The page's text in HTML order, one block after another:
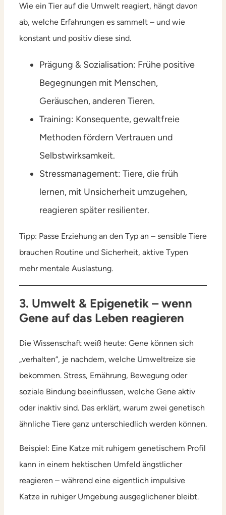
Wie ein Tier auf die Umwelt reagiert, hängt davon
ab, welche Erfahrungen es sammelt – und wie
konstant und positiv diese sind.
Prägung & Sozialisation: Frühe positive
Begegnungen mit Menschen,
Geräuschen, anderen Tieren.
Training: Konsequente, gewaltfreie
Methoden fördern Vertrauen und
Selbstwirksamkeit.
Stressmanagement: Tiere, die früh
lernen, mit Unsicherheit umzugehen,
reagieren später resilienter.
Tipp: Passe Erziehung an den Typ an – sensible Tiere
brauchen Routine und Sicherheit, aktive Typen
mehr mentale Auslastung.
3. Umwelt & Epigenetik – wenn
Gene auf das Leben reagieren
Die Wissenschaft weiß heute: Gene können sich
„verhalten“, je nachdem, welche Umweltreize sie
bekommen. Stress, Ernährung, Bewegung oder
soziale Bindung beeinflussen, welche Gene aktiv
oder inaktiv sind. Das erklärt, warum zwei genetisch
ähnliche Tiere ganz unterschiedlich werden können.
Beispiel: Eine Katze mit ruhigem genetischem Profil
kann in einem hektischen Umfeld ängstlicher
reagieren – während eine eigentlich impulsive
Katze in ruhiger Umgebung ausgeglichener bleibt.